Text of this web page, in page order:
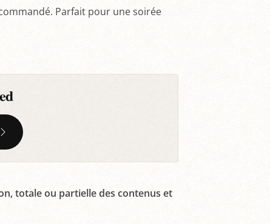
Parfait pour une soirée
totale ou partielle des contenus et